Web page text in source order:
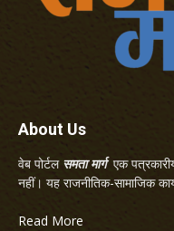
About Us
वेब पोर्टल समता मार्गएक
नहीं। यह राजनीतिक-सामाजिक
Read More